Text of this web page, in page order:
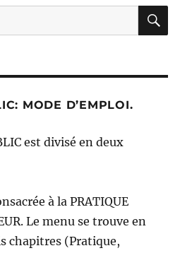
MODE D’EMPLOI.
est divisé en deux
à la PRATIQUE
Le menu se trouve en
chapitres (Pratique,